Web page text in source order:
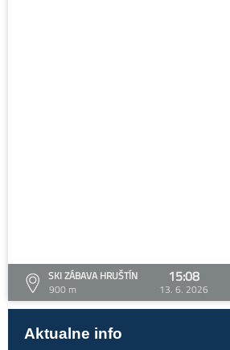
SKI ZÁBAVA HRUŠTÍN
900 m
15:08
13. 6. 2026
Aktualne info